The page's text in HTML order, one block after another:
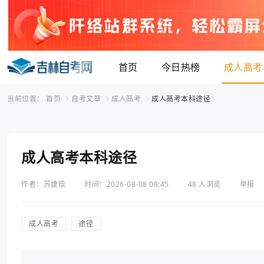
首页 今日热榜 成人高考
当前位置： 首页 自考文章 成人高考 成人高考本科途径
成人高考本科途径
作者：苏婕晗 时间：2026-08-08 08:45 48 人浏览 举报
成人高考 途径